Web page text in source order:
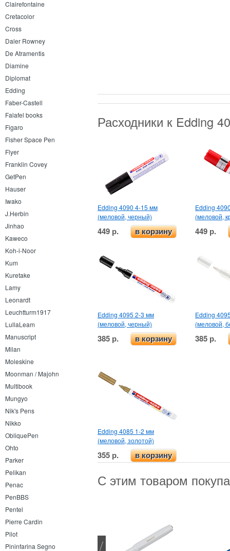
Clairefontaine
Cretacolor
Cross
Daler Rowney
De Atramentis
Diamine
Diplomat
Edding
Faber-Castell
Falafel books
Figaro
Fisher Space Pen
Flyer
Franklin Covey
GetPen
Hauser
Iwako
J.Herbin
Jinhao
Kaweco
Koh-i-Noor
Kum
Kuretake
Lamy
Leonardt
Leuchtturm1917
LullaLeam
Manuscript
Milan
Moleskine
Moonman / Majohn
Multibook
Mungyo
Nik's Pens
Nikko
ObliquePen
Ohto
Parker
Pelikan
Penac
PenBBS
Pentel
Pierre Cardin
Pilot
Pininfarina Segno
Расходники к Edding
Edding 4090 4-15 мм
(меловой, черный)
449 р. в корзину
Edding
(меловой,
449 р.
Edding 4095 2-3 мм
(меловой, черный)
385 р. в корзину
Edding
(меловой,
385 р.
Edding 4085 1-2 мм
(меловой, золотой)
355 р. в корзину
С этим товаром